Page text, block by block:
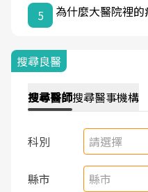
5 為什麼大醫院裡
搜尋良醫
搜尋醫師搜尋醫事機構
科別 請選擇
縣市 縣市